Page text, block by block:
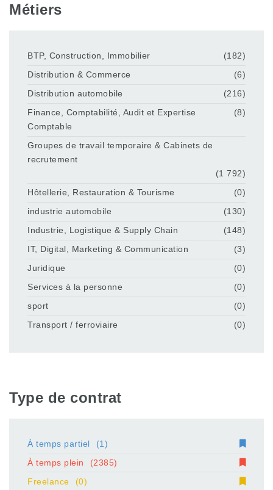
Métiers
BTP, Construction, Immobilier
(182)
Distribution & Commerce
(6)
Distribution automobile
(216)
Finance, Comptabilité, Audit et Expertise
Comptable
(8)
Groupes de travail temporaire & Cabinets de
recrutement
(1 792)
Hôtellerie, Restauration & Tourisme
(0)
industrie automobile
(130)
Industrie, Logistique & Supply Chain
(148)
IT, Digital, Marketing & Communication
(3)
Juridique
(0)
Services à la personne
(0)
sport
(0)
Transport / ferroviaire
(0)
Type de contrat
À temps partiel
(1)
À temps plein
(2385)
Freelance
(0)